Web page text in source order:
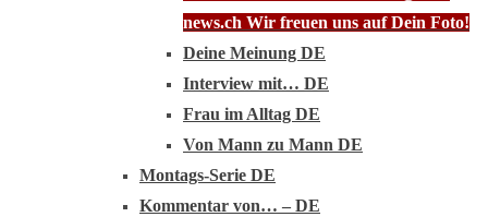
news.ch Wir freuen uns auf Dein Foto!
Deine Meinung DE
Interview mit… DE
Frau im Alltag DE
Von Mann zu Mann DE
Montags-Serie DE
Kommentar von… – DE